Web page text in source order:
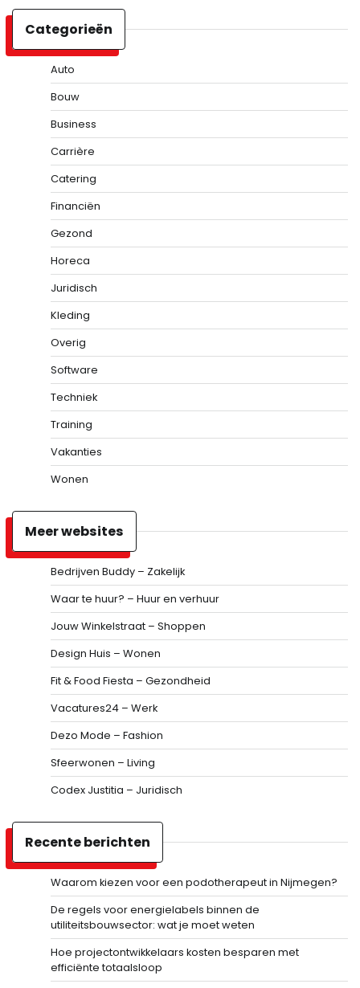
Categorieën
Auto
Bouw
Business
Carrière
Catering
Financiën
Gezond
Horeca
Juridisch
Kleding
Overig
Software
Techniek
Training
Vakanties
Wonen
Meer websites
Bedrijven Buddy – Zakelijk
Waar te huur? – Huur en verhuur
Jouw Winkelstraat – Shoppen
Design Huis – Wonen
Fit & Food Fiesta – Gezondheid
Vacatures24 – Werk
Dezo Mode – Fashion
Sfeerwonen – Living
Codex Justitia – Juridisch
Recente berichten
Waarom kiezen voor een podotherapeut in Nijmegen?
De regels voor energielabels binnen de
utiliteitsbouwsector: wat je moet weten
Hoe projectontwikkelaars kosten besparen met
efficiënte totaalsloop